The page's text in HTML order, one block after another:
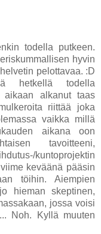
todella putkeen.
hyvin
pelottavaa. :D
hetkellä todella
aikaan alkanut taas
riittää joka
vaikka millä
aikana oon
tavoitteeni,
kuntoprojektin
keväänä pääsin
töihin. Aiempien
hieman skeptinen,
jossa voisi
Noh. Kyllä muuten